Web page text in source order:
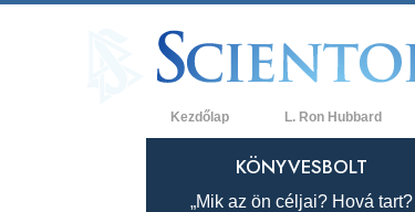
Kezdőlap L. Ron Hubbard
KÖNYVESBOLT
„Mik az ön céljai? Hová tart?